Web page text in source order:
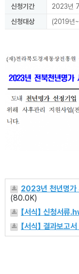
신청기간
2023년
신청대상
(2019년
2023년 천년명가
(80.0K)
【서식】 신청서류
【서식】 결과보고